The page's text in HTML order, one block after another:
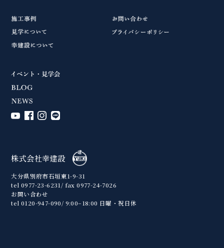
株式会社幸建設
大分県別府市石垣東1-9-31
tel 0977-23-6231/ fax 0977-24-7026
お問い合わせ
tel 0120-947-090/ 9:00–18:00 日曜・祝日休